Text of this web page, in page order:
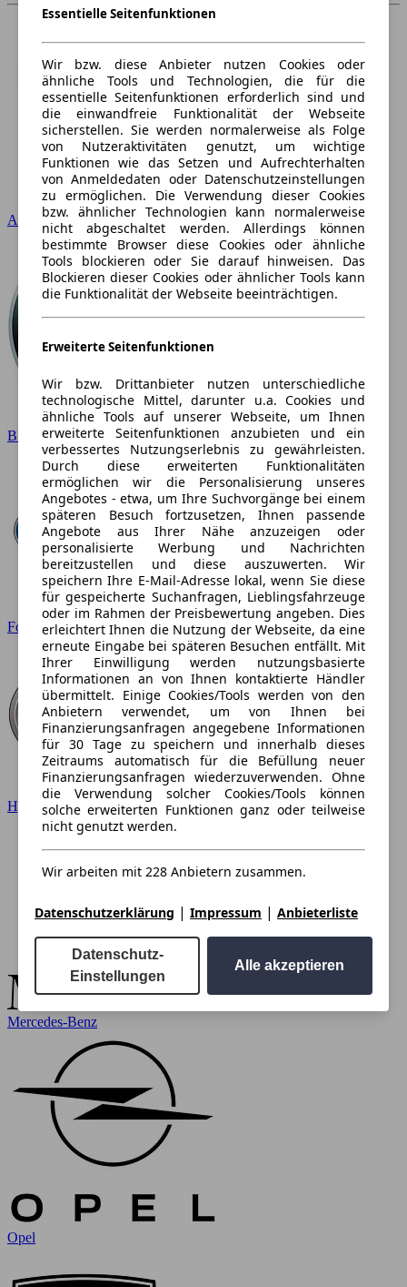
Audi
BMW
Ford
Hyundai
Mercedes-Benz
Opel
Essentielle Seitenfunktionen
Wir bzw. diese Anbieter nutzen Cookies oder
ähnliche Tools und Technologien, die für die
essentielle Seitenfunktionen erforderlich sind und
die einwandfreie Funktionalität der Webseite
sicherstellen. Sie werden normalerweise als Folge
von Nutzeraktivitäten genutzt, um wichtige
Funktionen wie das Setzen und Aufrechterhalten
von Anmeldedaten oder Datenschutzeinstellungen
zu ermöglichen. Die Verwendung dieser Cookies
bzw. ähnlicher Technologien kann normalerweise
nicht abgeschaltet werden. Allerdings können
bestimmte Browser diese Cookies oder ähnliche
Tools blockieren oder Sie darauf hinweisen. Das
Blockieren dieser Cookies oder ähnlicher Tools kann
die Funktionalität der Webseite beeinträchtigen.
Erweiterte Seitenfunktionen
Wir bzw. Drittanbieter nutzen unterschiedliche
technologische Mittel, darunter u.a. Cookies und
ähnliche Tools auf unserer Webseite, um Ihnen
erweiterte Seitenfunktionen anzubieten und ein
verbessertes Nutzungserlebnis zu gewährleisten.
Durch diese erweiterten Funktionalitäten
ermöglichen wir die Personalisierung unseres
Angebotes - etwa, um Ihre Suchvorgänge bei einem
späteren Besuch fortzusetzen, Ihnen passende
Angebote aus Ihrer Nähe anzuzeigen oder
personalisierte Werbung und Nachrichten
bereitzustellen und diese auszuwerten. Wir
speichern Ihre E-Mail-Adresse lokal, wenn Sie diese
für gespeicherte Suchanfragen, Lieblingsfahrzeuge
oder im Rahmen der Preisbewertung angeben. Dies
erleichtert Ihnen die Nutzung der Webseite, da eine
erneute Eingabe bei späteren Besuchen entfällt. Mit
Ihrer Einwilligung werden nutzungsbasierte
Informationen an von Ihnen kontaktierte Händler
übermittelt. Einige Cookies/Tools werden von den
Anbietern verwendet, um von Ihnen bei
Finanzierungsanfragen angegebene Informationen
für 30 Tage zu speichern und innerhalb dieses
Zeitraums automatisch für die Befüllung neuer
Finanzierungsanfragen wiederzuverwenden. Ohne
die Verwendung solcher Cookies/Tools können
solche erweiterten Funktionen ganz oder teilweise
nicht genutzt werden.
Wir arbeiten mit 228 Anbietern zusammen.
Datenschutzerklärung | Impressum | Anbieterliste
Datenschutz-
Einstellungen
Alle akzeptieren